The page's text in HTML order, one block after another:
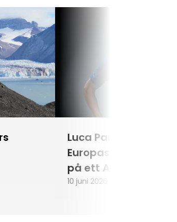
Luca Parmitano blir
Europas första
på ett
10 juni 2026